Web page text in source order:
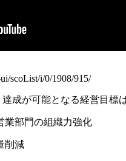
scoList/i/0/1908/915/
成が可能となる経営目標
部門の組織力強化
削減